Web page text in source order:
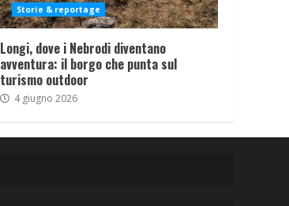
Storie & reportage
Longi, dove i Nebrodi diventano
avventura: il borgo che punta sul
turismo outdoor
4 giugno 2026